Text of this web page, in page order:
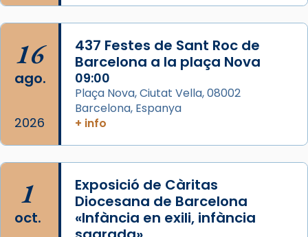
16
ago.
2026
437 Festes de Sant Roc de
Barcelona a la plaça Nova
09:00
Plaça Nova, Ciutat Vella, 08002
Barcelona, Espanya
+ info
1
oct.
Exposició de Càritas
Diocesana de Barcelona
«Infància en exili, infància